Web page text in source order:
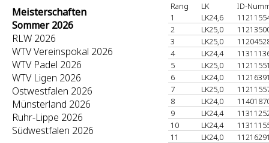
Meisterschaften
Sommer 2026
RLW 2026
WTV Vereinspokal 2026
WTV Padel 2026
WTV Ligen 2026
Ostwestfalen 2026
Münsterland 2026
Ruhr-Lippe 2026
Südwestfalen 2026
Rang LK
ID-
1
LK24,6
2
LK25,0
3
LK25,0
4
LK24,4
5
LK25,0
6
LK24,0
7
LK25,0
8
LK24,0
9
LK24,4
10
LK24,4
11
LK24,0